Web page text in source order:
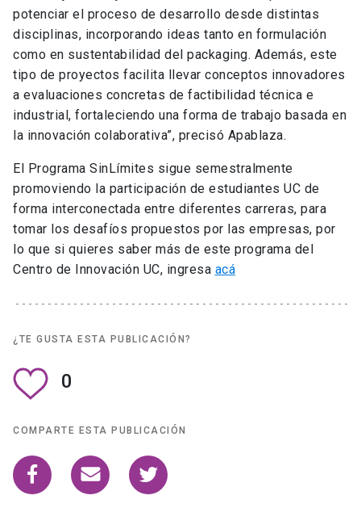
potenciar el proceso de desarrollo desde distintas
disciplinas, incorporando ideas tanto en formulación
como en sustentabilidad del packaging. Además, este
tipo de proyectos facilita llevar conceptos innovadores
a evaluaciones concretas de factibilidad técnica e
industrial, fortaleciendo una forma de trabajo basada en
la innovación colaborativa”, precisó Apablaza.
El Programa SinLímites sigue semestralmente
promoviendo la participación de estudiantes UC de
forma interconectada entre diferentes carreras, para
tomar los desafíos propuestos por las empresas, por
lo que si quieres saber más de este programa del
Centro de Innovación UC, ingresa acá
¿TE GUSTA ESTA PUBLICACIÓN?
0
COMPARTE ESTA PUBLICACIÓN